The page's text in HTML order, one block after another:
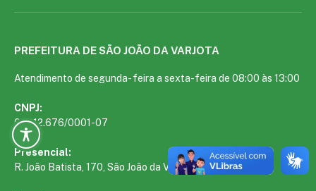
PREFEITURA DE SÃO JOÃO DA VARJOTA
Atendimento de segunda- feira a sexta-feira de 08:00 às 13:00
CNPJ:
01.612.676/0001-07
Presencial:
R. João Batista, 170, São João da Varjota – PI, 64510-000